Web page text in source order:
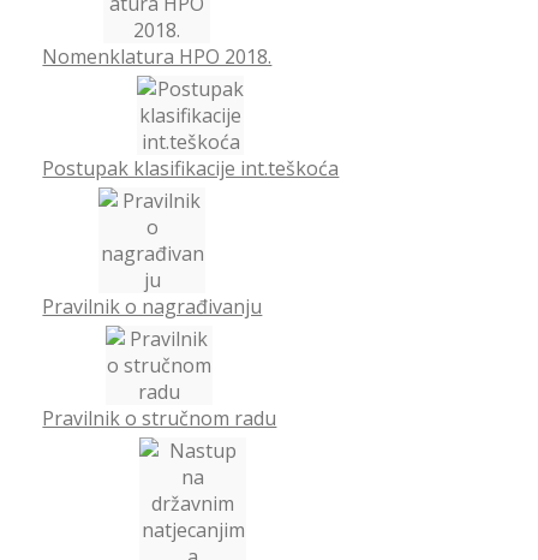
Nomenklatura HPO 2018.
Postupak klasifikacije int.teškoća
Pravilnik o nagrađivanju
Pravilnik o stručnom radu